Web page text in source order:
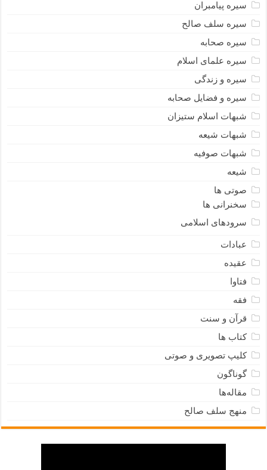
سیره پیامبران
سیره سلف صالح
سیره صحابه
سیره علمای اسلام
سیره و زندگی
سیره و فضایل صحابه
شبهات اسلام ستیزان
شبهات شیعه
شبهات صوفیه
شیعه
صوتی ها
سخنرانی ها
سرودهای اسلامی
عبادات
عقیده
فتاوا
فقه
قرآن و سنت
کتاب ها
کلیپ تصویری و صوتی
گوناگون
مقاله‌ها
منهج سلف صالح